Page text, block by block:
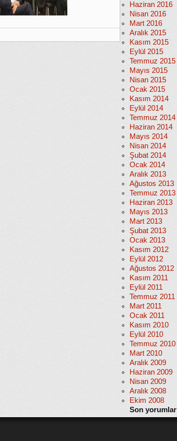
Haziran 2016
Nisan 2016
Mart 2016
Aralık 2015
Kasım 2015
Eylül 2015
Temmuz 2015
Mayıs 2015
Nisan 2015
Ocak 2015
Kasım 2014
Eylül 2014
Temmuz 2014
Haziran 2014
Mayıs 2014
Nisan 2014
Şubat 2014
Ocak 2014
Aralık 2013
Ağustos 2013
Temmuz 2013
Haziran 2013
Mayıs 2013
Mart 2013
Şubat 2013
Ocak 2013
Kasım 2012
Eylül 2012
Ağustos 2012
Kasım 2011
Eylül 2011
Temmuz 2011
Mart 2011
Ocak 2011
Kasım 2010
Eylül 2010
Temmuz 2010
Mart 2010
Aralık 2009
Haziran 2009
Nisan 2009
Aralık 2008
Ekim 2008
Son yorumlar